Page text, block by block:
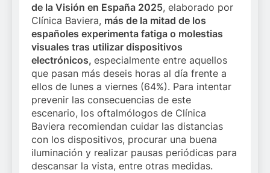
de la Visión en España 2025, elaborado por
Clínica Baviera, más de la mitad de los
españoles experimenta fatiga o molestias
visuales tras utilizar dispositivos
electrónicos, especialmente entre aquellos
que pasan más deseis horas al día frente a
ellos de lunes a viernes (64%). Para intentar
prevenir las consecuencias de este
escenario, los oftalmólogos de Clínica
Baviera recomiendan cuidar las distancias
con los dispositivos, procurar una buena
iluminación y realizar pausas periódicas para
descansar la vista, entre otras medidas.